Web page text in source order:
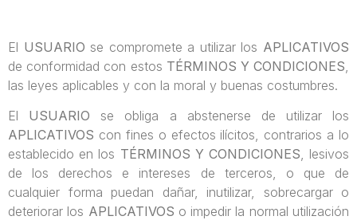
El USUARIO se compromete a utilizar los APLICATIVOS
de conformidad con estos TÉRMINOS Y CONDICIONES
las leyes aplicables y con la moral y buenas costumbres.
El USUARIO se obliga a abstenerse de utilizar los
APLICATIVOS con fines o efectos ilícitos, contrarios a lo
establecido en los TÉRMINOS Y CONDICIONES, lesivos
de los derechos e intereses de terceros, o que de
cualquier forma puedan dañar, inutilizar, sobrecargar o
deteriorar los APLICATIVOS o impedir la normal utilización